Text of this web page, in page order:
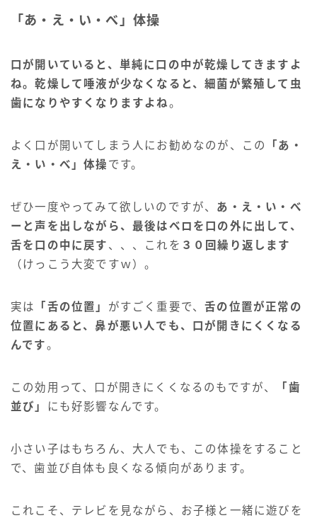
「あ・え・い・べ」体操
口が開いていると、単純に口の中が乾燥してきますよ
ね。乾燥して唾液が少なくなると、細菌が繁殖して虫
歯になりやすくなりますよね。
よく口が開いてしまう人にお勧めなのが、この
「あ・
え・い・べ」体操 です。
ぜひ一度やってみて欲しいのですが、 あ・え・い・べ
ーと声を出しながら、最後はベロを口の外に出して、
舌を口の中に戻す 、、、これを ３０回繰り返します
（けっこう大変ですｗ）。
実は 「舌の位置」 がすごく重要で、舌の位置が正常の
位置にあると、鼻が悪い人でも、口が開きにくくなる
んです。
この効用って、口が開きにくくなるのもですが、
「歯
並び」
にも好影響なんです。
小さい子はもちろん、大人でも、この体操をすること
で、歯並び自体も良くなる傾向があります。
これこそ、テレビを見ながら、お子様と一緒に遊びを